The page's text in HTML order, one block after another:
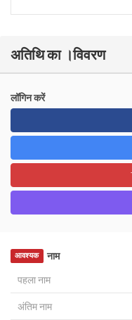
अतिथि का ।विवरण
लॉगिन करें
नाम
आवश्यक